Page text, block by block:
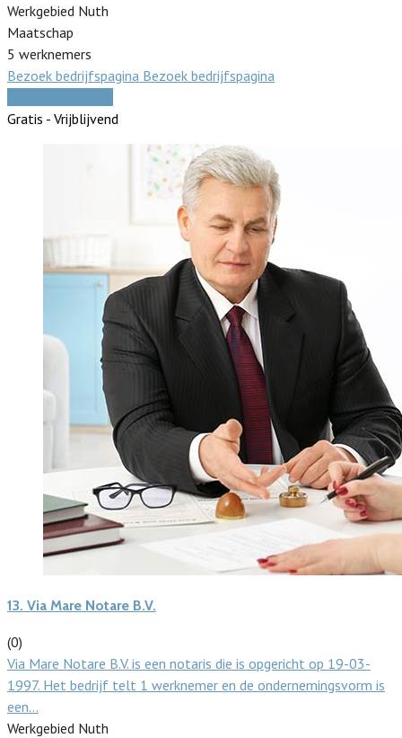
Werkgebied Nuth
Maatschap
5 werknemers
Bezoek bedrijfspagina Bezoek bedrijfspagina
Gratis - Vrijblijvend
13. Via Mare Notare B.V.
(0)
Via Mare Notare B.V. is een notaris die is opgericht op 19-03-
1997. Het bedrijf telt 1 werknemer en de ondernemingsvorm is
een…
Werkgebied Nuth